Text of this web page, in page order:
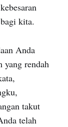
kita.
Anda
yang rendah
takut
telah